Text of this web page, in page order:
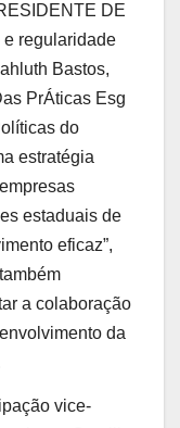
DE
regularidade
Bastos,
PrÁticas Esg
do
estratégia
estaduais de
eficaz”,
a colaboração
da
vice-